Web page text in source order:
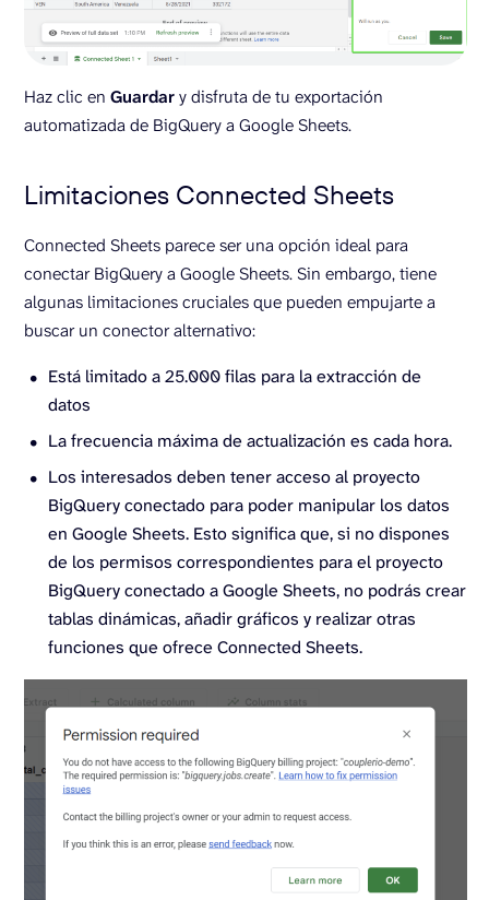
Haz clic en Guardary disfruta de tu exportación
automatizada de BigQuery a Google Sheets.
Limitaciones Connected Sheets
Connected Sheets parece ser una opción ideal para
conectar BigQuery a Google Sheets. Sin embargo, tiene
algunas limitaciones cruciales que pueden empujarte a
buscar un conector alternativo:
Está limitado a 25.000 filas para la extracción de
datos
La frecuencia máxima de actualización es cada hora.
Los interesados deben tener acceso al proyecto
BigQuery conectado para poder manipular los datos
en Google Sheets. Esto significa que, si no dispones
de los permisos correspondientes para el proyecto
BigQuery conectado a Google Sheets, no podrás crear
tablas dinámicas, añadir gráficos y realizar otras
funciones que ofrece Connected Sheets.